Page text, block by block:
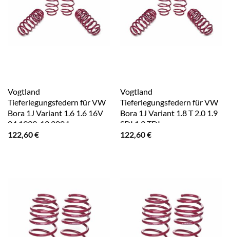
Vogtland
Tieferlegungsfedern für VW
Bora 1J Variant 1.6 1.6 16V
04.1999-12.2004
122,60€
Vogtland
Tieferlegungsfedern für VW
Bora 1J Variant 1.8 T 2.0 1.9
SDI 1.9 TDI
122,60€